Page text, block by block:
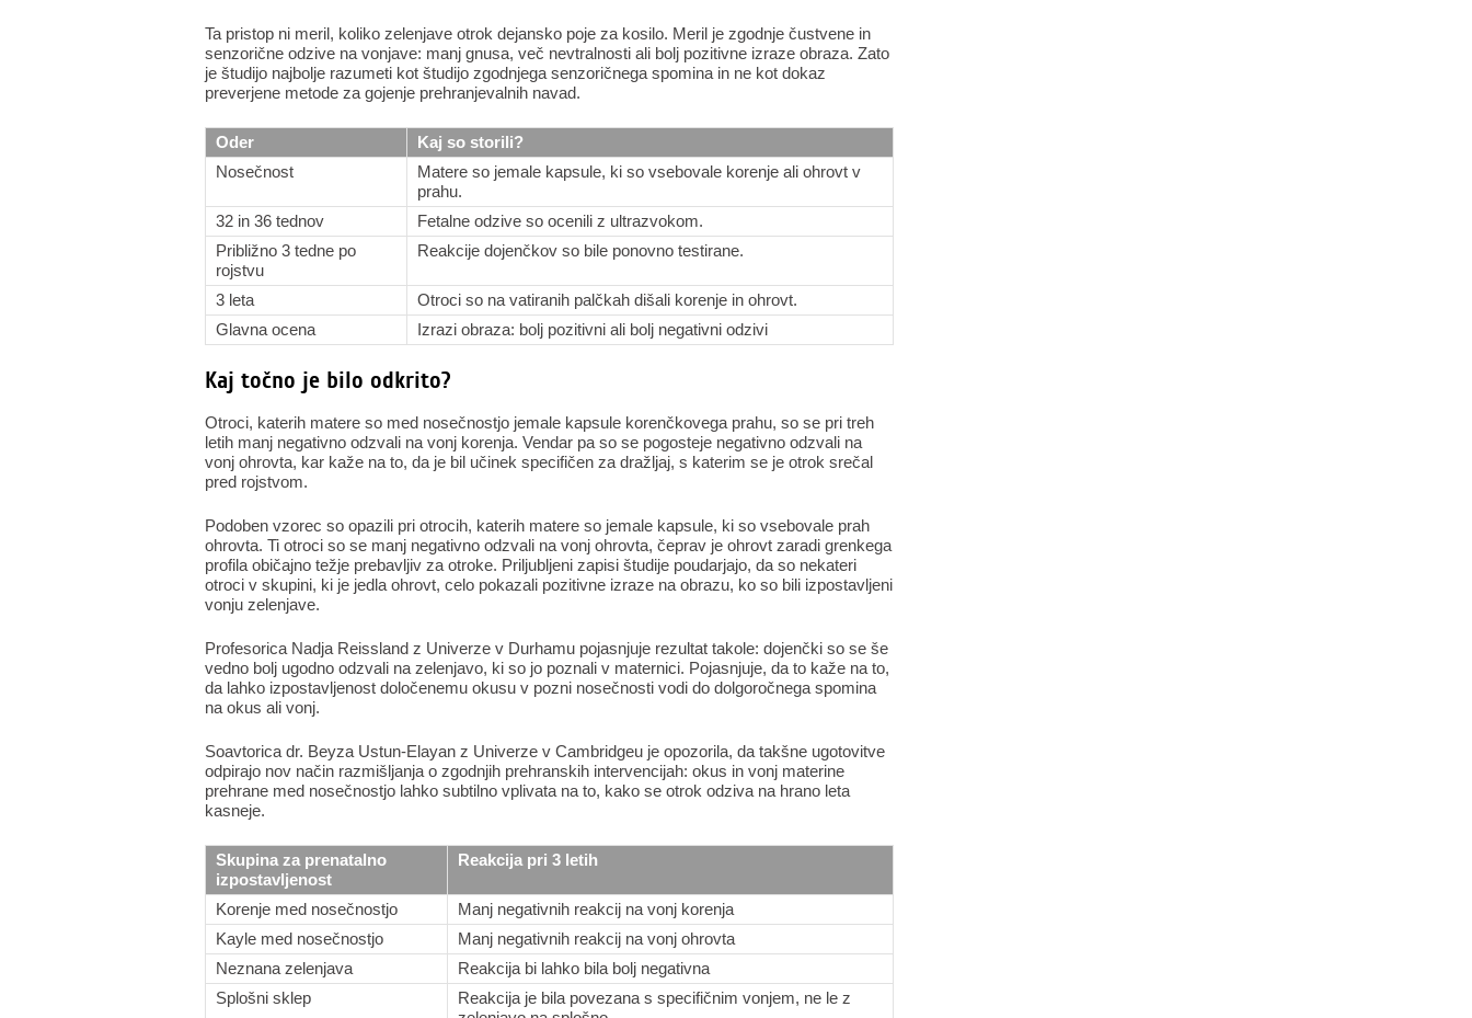
Ta pristop ni meril, koliko zelenjave otrok dejansko poje za kosilo. Meril je zgodnje čustvene in
senzorične odzive na vonjave: manj gnusa, več nevtralnosti ali bolj pozitivne izraze obraza. Zato
je študijo najbolje razumeti kot študijo zgodnjega senzoričnega spomina in ne kot dokaz
preverjene metode za gojenje prehranjevalnih navad.
Oder
Kaj so storili?
Nosečnost
Matere so jemale kapsule, ki so vsebovale korenje ali ohrovt v
prahu.
32 in 36 tednov
Fetalne odzive so ocenili z ultrazvokom.
Približno 3 tedne po
rojstvu
Reakcije dojenčkov so bile ponovno testirane.
3 leta
Otroci so na vatiranih palčkah dišali korenje in ohrovt.
Glavna ocena
Izrazi obraza: bolj pozitivni ali bolj negativni odzivi
Kaj točno je bilo odkrito?
Otroci, katerih matere so med nosečnostjo jemale kapsule korenčkovega prahu, so se pri treh
letih manj negativno odzvali na vonj korenja. Vendar pa so se pogosteje negativno odzvali na
vonj ohrovta, kar kaže na to, da je bil učinek specifičen za dražljaj, s katerim se je otrok srečal
pred rojstvom.
Podoben vzorec so opazili pri otrocih, katerih matere so jemale kapsule, ki so vsebovale prah
ohrovta. Ti otroci so se manj negativno odzvali na vonj ohrovta, čeprav je ohrovt zaradi grenkega
profila običajno težje prebavljiv za otroke. Priljubljeni zapisi študije poudarjajo, da so nekateri
otroci v skupini, ki je jedla ohrovt, celo pokazali pozitivne izraze na obrazu, ko so bili izpostavljeni
vonju zelenjave.
Profesorica Nadja Reissland z Univerze v Durhamu pojasnjuje rezultat takole: dojenčki so se še
vedno bolj ugodno odzvali na zelenjavo, ki so jo poznali v maternici. Pojasnjuje, da to kaže na to,
da lahko izpostavljenost določenemu okusu v pozni nosečnosti vodi do dolgoročnega spomina
na okus ali vonj.
Soavtorica dr. Beyza Ustun-Elayan z Univerze v Cambridgeu je opozorila, da takšne ugotovitve
odpirajo nov način razmišljanja o zgodnjih prehranskih intervencijah: okus in vonj materine
prehrane med nosečnostjo lahko subtilno vplivata na to, kako se otrok odziva na hrano leta
kasneje.
Skupina za prenatalno
izpostavljenost
Reakcija pri 3 letih
Korenje med nosečnostjo
Manj negativnih reakcij na vonj korenja
Kayle med nosečnostjo
Manj negativnih reakcij na vonj ohrovta
Neznana zelenjava
Reakcija bi lahko bila bolj negativna
Splošni sklep
Reakcija je bila povezana s specifičnim vonjem, ne le z